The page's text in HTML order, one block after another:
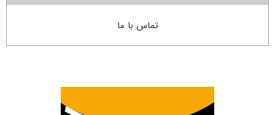
تماس با ما